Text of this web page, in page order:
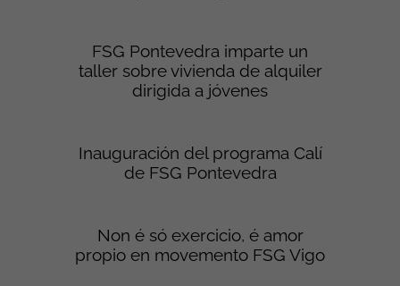
FSG Pontevedra imparte un
taller sobre vivienda de alquiler
dirigida a jóvenes
Inauguración del programa Calí
de FSG Pontevedra
Non é só exercicio, é amor
propio en movemento FSG Vigo